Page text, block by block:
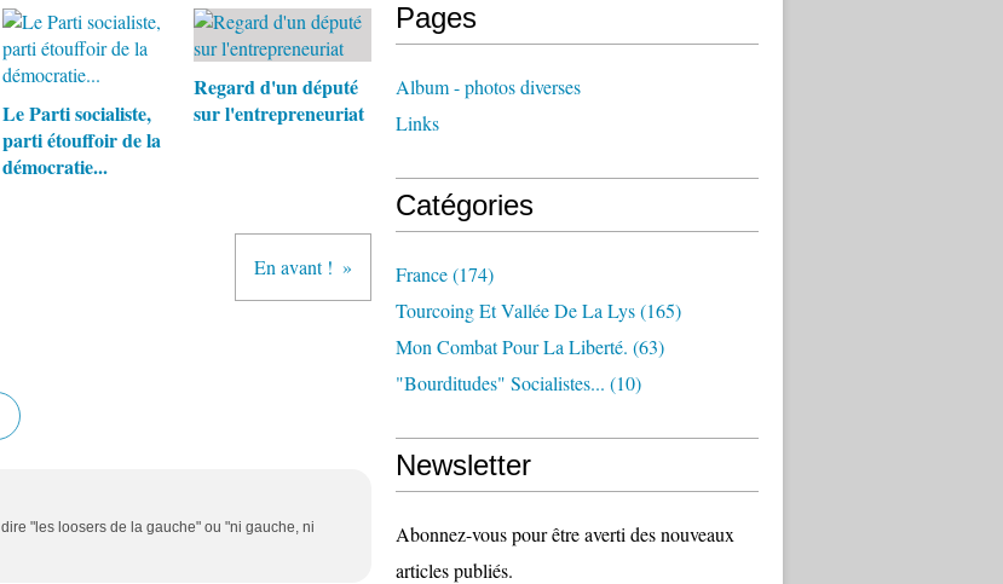
Le Parti socialiste,
parti étouffoir de la
démocratie...
Regard d'un député
sur l'entrepreneuriat
En avant !
"les loosers de la gauche" ou "ni gauche, ni
Pages
Album - photos diverses
Links
Catégories
France(174)
Tourcoing Et Vallée De La Lys(165)
Mon Combat Pour La Liberté. (63)
"bourditudes" Socialistes... (10)
Newsletter
Abonnez-vous pour être averti des nouveaux
articles publiés.